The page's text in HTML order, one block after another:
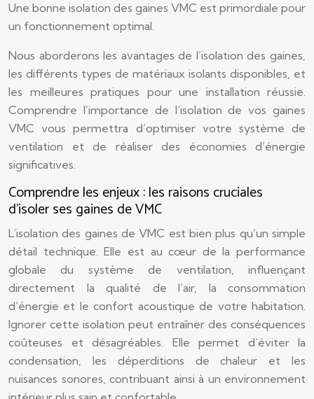
Une bonne isolation des gaines VMC est primordiale pour
un fonctionnement optimal.
Nous aborderons les avantages de l’isolation des gaines,
les différents types de matériaux isolants disponibles, et
les meilleures pratiques pour une installation réussie.
Comprendre l’importance de l’isolation de vos gaines
VMC vous permettra d’optimiser votre système de
ventilation et de réaliser des économies d’énergie
significatives.
Comprendre les enjeux : les raisons cruciales
d’isoler ses gaines de VMC
L’isolation des gaines de VMC est bien plus qu’un simple
détail technique. Elle est au cœur de la performance
globale du système de ventilation, influençant
directement la qualité de l’air, la consommation
d’énergie et le confort acoustique de votre habitation.
Ignorer cette isolation peut entraîner des conséquences
coûteuses et désagréables. Elle permet d’éviter la
condensation, les déperditions de chaleur et les
nuisances sonores, contribuant ainsi à un environnement